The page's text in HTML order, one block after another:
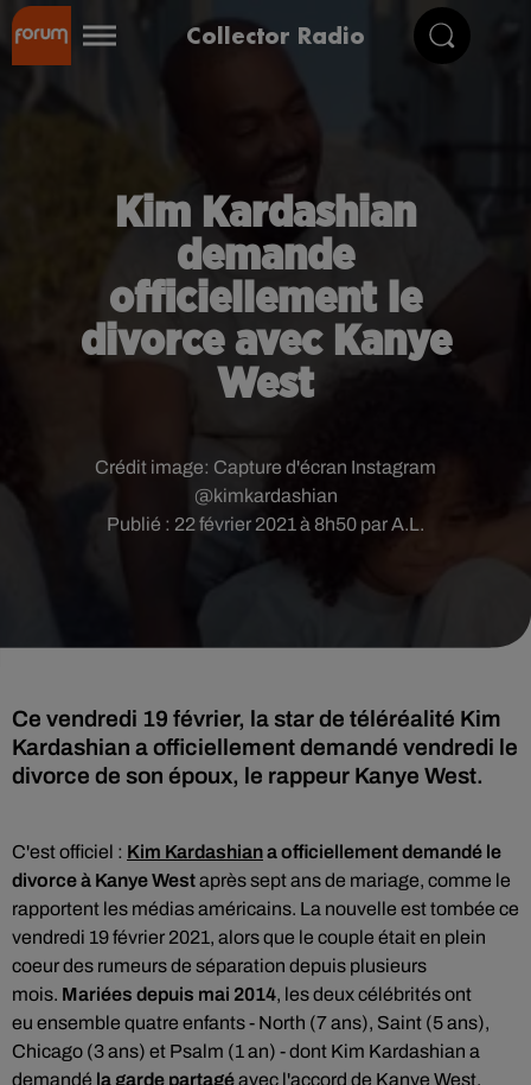
Collector Radio
Kim Kardashian
demande
officiellement le
divorce avec Kanye
West
Publié : 22 février 2021 à 8h50 par A.L.
Crédit image: Capture d'écran Instagram
@kimkardashian
Ce vendredi 19 février, la star de téléréalité Kim
Kardashian a officiellement demandé vendredi le
divorce de son époux, le rappeur Kanye West.
C'est officiel : Kim Kardashiana officiellement demandé le
divorce à Kanye Westaprès sept ans de mariage, comme le
rapportent les médias américains. La nouvelle est tombée ce
vendredi 19 février 2021, alors que le couple était en plein
coeur des rumeurs de séparation depuis plusieurs
mois. Mariées depuis mai 2014, les deux célébrités ont
eu ensemble quatre enfants - North (7 ans), Saint (5 ans),
Chicago (3 ans) et Psalm (1 an) - dont Kim Kardashian a
demandé la garde partagéavec l'accord de Kanye West.